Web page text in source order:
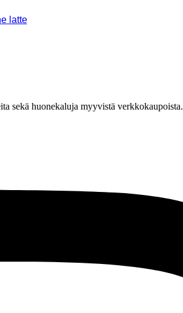
latte
sekä huonekaluja myyvistä verkkokaupoista.